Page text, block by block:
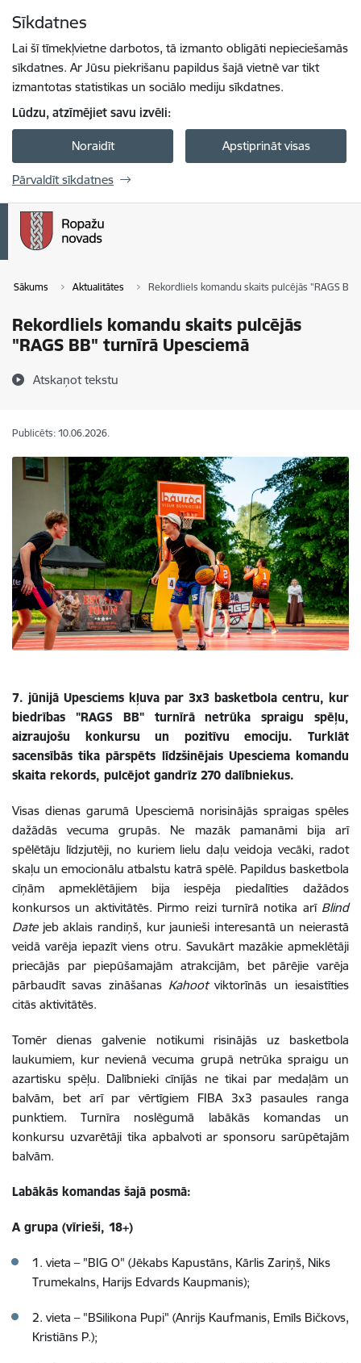
Sīkdatnes
Lai šī tīmekļvietne darbotos, tā izmanto obligāti nepieciešamās
sīkdatnes. Ar Jūsu piekrišanu papildus šajā vietnē var tikt
izmantotas statistikas un sociālo mediju sīkdatnes.
Lūdzu, atzīmējiet savu izvēli:
Noraidīt Apstiprināt visas
Pārvaldīt sīkdatnes
Sākums Aktualitātes Rekordliels komandu skaits pulcējās "RAGS
Rekordliels komandu skaits pulcējās
"RAGS BB" turnīrā Upesciemā
Atskaņot tekstu
Publicēts: 10.06.2026.
7. jūnijā Upesciems kļuva par 3x3 basketbola centru, kur
biedrības "RAGS BB" turnīrā netrūka spraigu spēļu,
aizraujošu konkursu un pozitīvu emociju. Turklāt
sacensībās tika pārspēts līdzšinējais Upesciema komandu
skaita rekords, pulcējot gandrīz 270 dalībniekus.
Visas dienas garumā Upesciemā norisinājās spraigas spēles
dažādās vecuma grupās. Ne mazāk pamanāmi bija arī
spēlētāju līdzjutēji, no kuriem lielu daļu veidoja vecāki, radot
skaļu un emocionālu atbalstu katrā spēlē. Papildus basketbola
cīņām apmeklētājiem bija iespēja piedalīties dažādos
konkursos un aktivitātēs. Pirmo reizi turnīrā notika arī Blind
Date jeb aklais randiņš, kur jaunieši interesantā un neierastā
veidā varēja iepazīt viens otru. Savukārt mazākie apmeklētāji
priecājās par piepūšamajām atrakcijām, bet pārējie varēja
pārbaudīt savas zināšanas Kahootviktorīnās un iesaistīties
citās aktivitātēs.
Tomēr dienas galvenie notikumi risinājās uz basketbola
laukumiem, kur nevienā vecuma grupā netrūka spraigu un
azartisku spēļu. Dalībnieki cīnījās ne tikai par medaļām un
balvām, bet arī par vērtīgiem FIBA 3x3 pasaules ranga
punktiem. Turnīra noslēgumā labākās komandas un
konkursu uzvarētāji tika apbalvoti ar sponsoru sarūpētajām
balvām.
Labākās komandas šajā posmā:
A grupa (vīrieši, 18+)
1. vieta – "BIG O" (Jēkabs Kapustāns, Kārlis Zariņš, Niks
Trumekalns, Harijs Edvards Kaupmanis);
2. vieta – "BSilikona Pupi" (Anrijs Kaufmanis, Emīls Bičkovs,
Kristiāns P.);